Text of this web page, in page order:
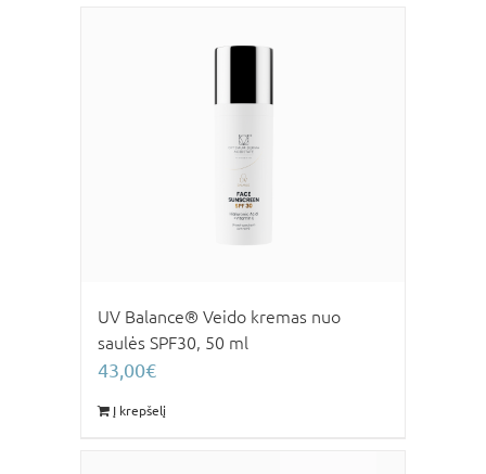
UV Balance® Veido kremas nuo
saulės SPF30, 50 ml
43,00€
Į krepšelį